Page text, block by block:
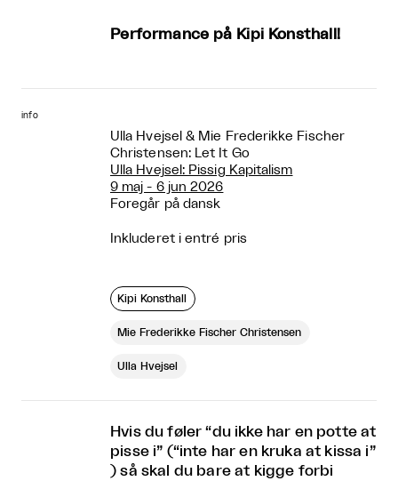
Performance på Kipi Konsthall!
info
Ulla Hvejsel & Mie Frederikke Fischer
Christensen: Let It Go
Ulla Hvejsel: Pissig Kapitalism
9 maj - 6 jun 2026
Foregår på dansk
Inkluderet i entré pris
Kipi Konsthall
Mie Frederikke Fischer Christensen
Ulla Hvejsel
Hvis du føler “du ikke har en potte at
pisse i” (“inte har en kruka at kissa i”
) så skal du bare at kigge forbi